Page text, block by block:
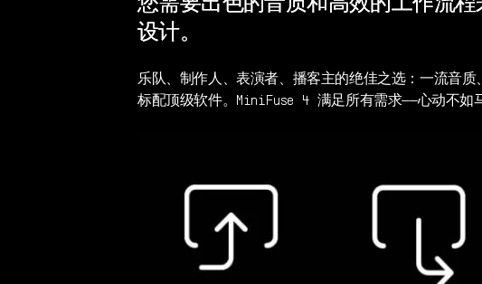
设计。
乐队、制作人、表演者、播客主的绝佳之选：一流音质
标配顶级软件。MiniFuse 4 满足所有需求——心动不如